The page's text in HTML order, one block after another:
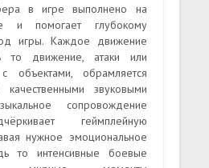
в игре выполнено на
и помогает глубокому
игры. Каждое движение
то движение, атаки или
объектами, обрамляется
звуковыми
сопровождение
геймплейную
нужное эмоциональное
то интенсивные боевые